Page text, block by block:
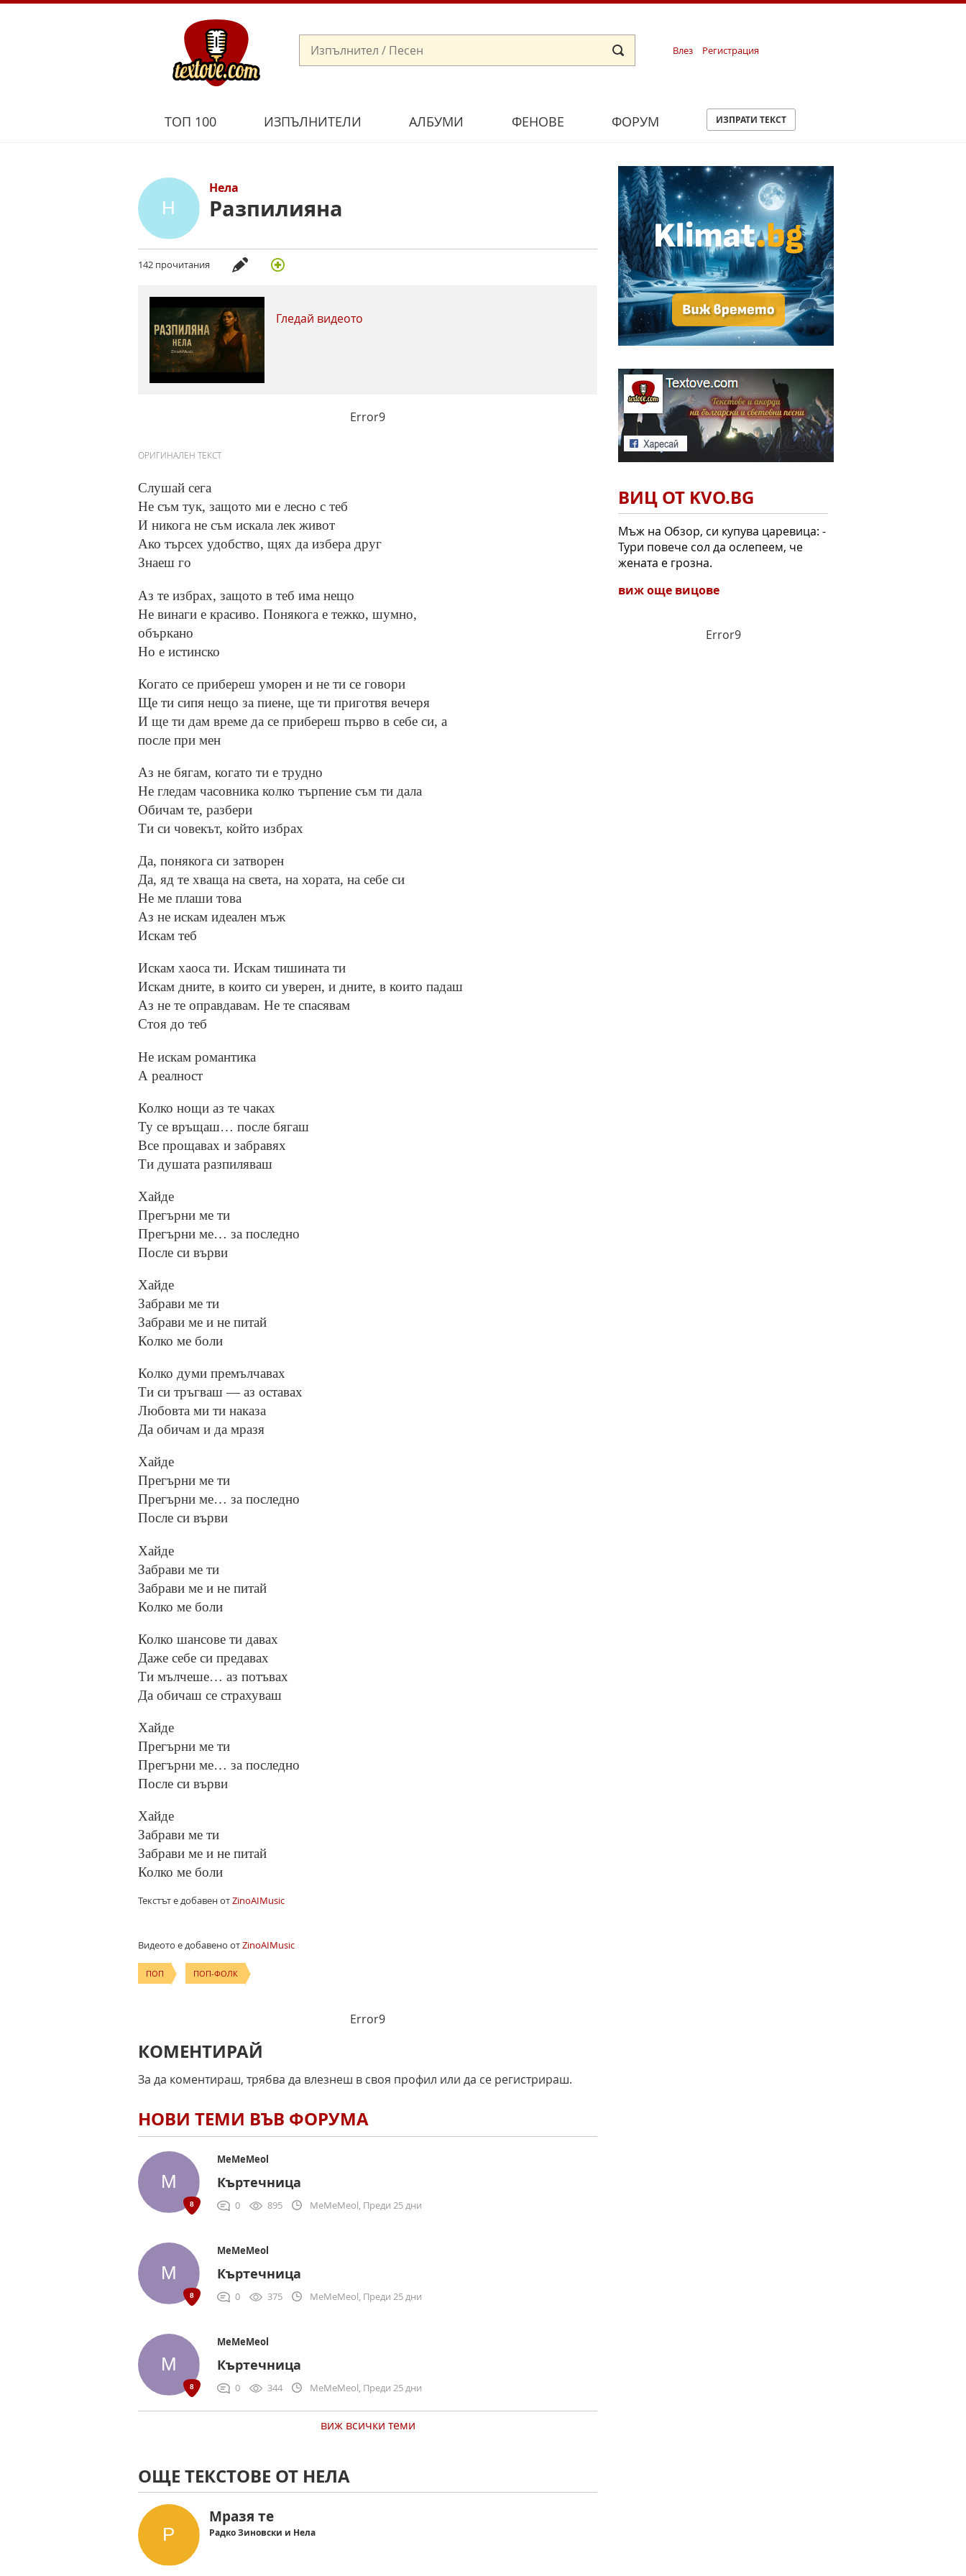
Влез Регистрация
ТОП 100 ИЗПЪЛНИТЕЛИ АЛБУМИ ФЕНОВЕ ФОРУМ ИЗПРАТИ ТЕКСТ
Нела
Разпилияна
142 прочитания
Гледай видеото
Error9
ОРИГИНАЛЕН ТЕКСТ
Слушай сега
Не съм тук, защото ми е лесно с теб
И никога не съм искала лек живот
Ако търсех удобство, щях да избера друг
Знаеш го
Аз те избрах, защото в теб има нещо
Не винаги е красиво. Понякога е тежко, шумно,
объркано
Но е истинско
Когато се прибереш уморен и не ти се говори
Ще ти сипя нещо за пиене, ще ти приготвя вечеря
И ще ти дам време да се прибереш първо в себе си, а
после при мен
Аз не бягам, когато ти е трудно
Не гледам часовника колко търпение съм ти дала
Обичам те, разбери
Ти си човекът, който избрах
Да, понякога си затворен
Да, яд те хваща на света, на хората, на себе си
Не ме плаши това
Аз не искам идеален мъж
Искам теб
Искам хаоса ти. Искам тишината ти
Искам дните, в които си уверен, и дните, в които падaш
Аз не те оправдавам. Не те спасявам
Стоя до теб
Не искам романтика
А реалност
Колко нощи аз те чаках
Ту се връщаш… после бягаш
Все прощавах и забравях
Ти душата разпиляваш
Хайде
Прегърни ме ти
Прегърни ме… за последно
После си върви
Хайде
Забрави ме ти
Забрави ме и не питай
Колко ме боли
Колко думи премълчавах
Ти си тръгваш — аз оставах
Любовта ми ти наказа
Да обичам и да мразя
Хайде
Прегърни ме ти
Прегърни ме… за последно
После си върви
Хайде
Забрави ме ти
Забрави ме и не питай
Колко ме боли
Колко шансове ти давах
Даже себе си предавах
Ти мълчеше… аз потъвах
Да обичаш се страхуваш
Хайде
Прегърни ме ти
Прегърни ме… за последно
После си върви
Хайде
Забрави ме ти
Забрави ме и не питай
Колко ме боли
Текстът е добавен отZinoAIMusic
Видеото е добавено отZinoAIMusic
ПОП ПОП-ФОЛК
Error9
КОМЕНТИРАЙ
За да коментираш, трябва да влезнеш в своя профил или да се регистрираш.
НОВИ ТЕМИ ВЪВ ФОРУМА
MeMeMeol
Къртечница
0 895 MeMeMeol, Преди 25 дни
MeMeMeol
Къртечница
0 375 MeMeMeol, Преди 25 дни
MeMeMeol
Къртечница
0 344 MeMeMeol, Преди 25 дни
виж всички теми
ОЩЕ ТЕКСТОВЕ ОТ НЕЛА
Мразя те
Радко Зиновски и Нела
ВИЦ ОТ KVO.BG
Мъж на Обзор, си купува царевица: -
Тури повече сол да ослепеем, че
жената е грозна.
виж още вицове
Error9